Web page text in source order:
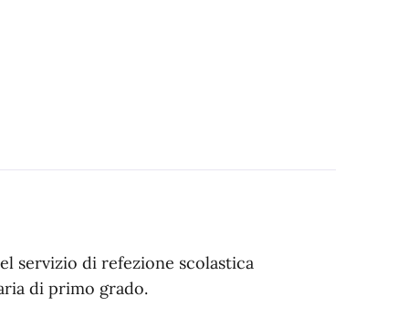
servizio di refezione scolastica
di primo grado.